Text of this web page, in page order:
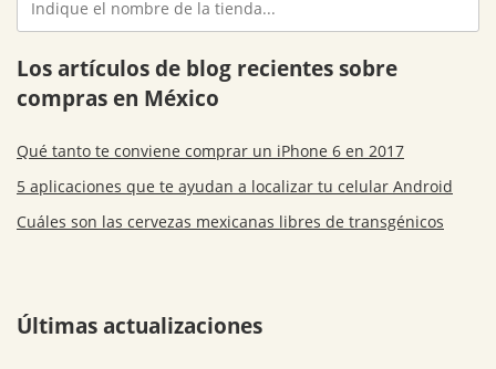
Los artículos de blog recientes sobre
compras en México
Qué tanto te conviene comprar un iPhone 6 en 2017
5 aplicaciones que te ayudan a localizar tu celular Android
Cuáles son las cervezas mexicanas libres de transgénicos
Últimas actualizaciones